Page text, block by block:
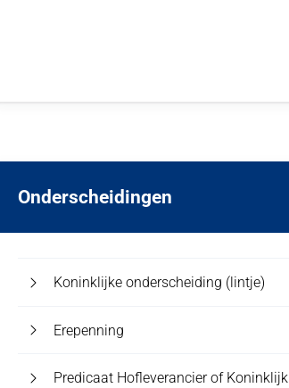
Onderscheidingen
Koninklijke onderscheiding (lintje)
Erepenning
Predicaat Hofleverancier of Koninklijk